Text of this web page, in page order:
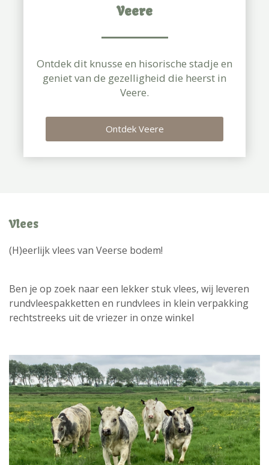
Veere
Ontdek dit knusse en hisorische stadje en
geniet van de gezelligheid die heerst in
Veere.
Ontdek Veere
Vlees
(H)eerlijk vlees van Veerse bodem!
Ben je op zoek naar een lekker stuk vlees, wij leveren
rundvleespakketten en rundvlees in klein verpakking
rechtstreeks uit de vriezer in onze winkel